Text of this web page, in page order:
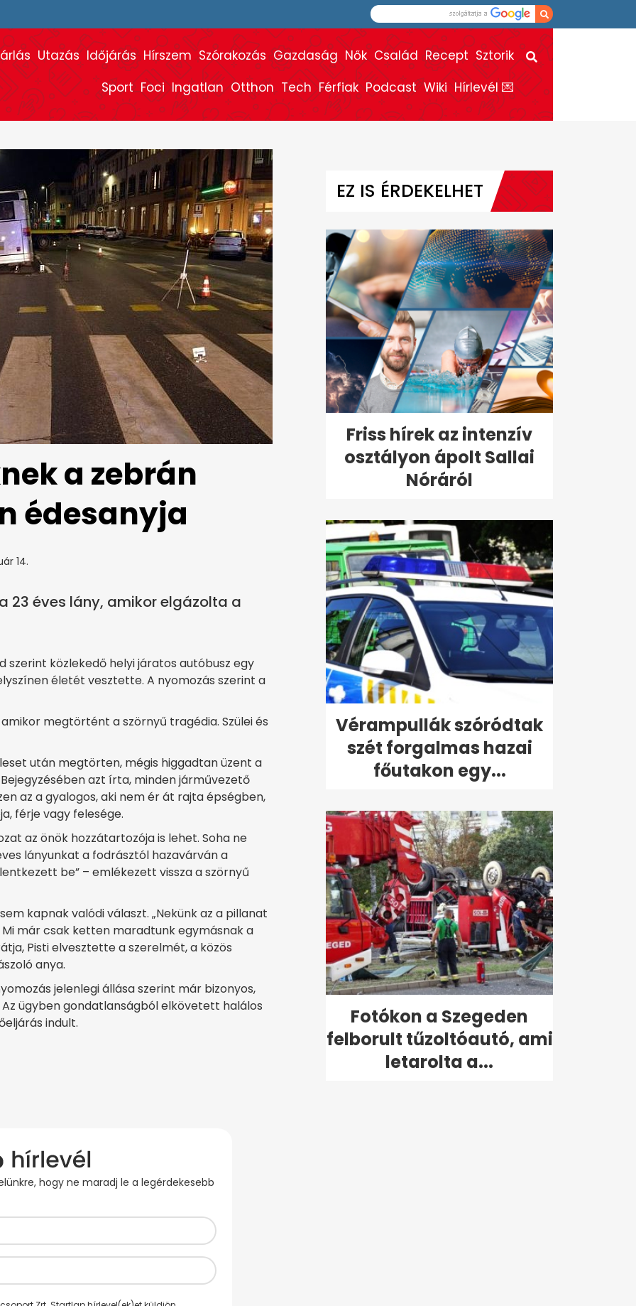
Utazás Időjárás Hírszem Szórakozás Gazdaság Nők Család Recept Sztorik
Sport Foci Ingatlan Otthon Tech Férfiak Podcast Wiki Hírlevél 💌
a zebrán
édesanyja
14.
23 éves lány, amikor elgázolta a
közlekedő helyi járatos autóbusz egy
életét vesztette. A nyomozás szerint a
megtörtént a szörnyű tragédia. Szülei és
után megtörten, mégis higgadtan üzent a
azt írta, minden járművezető
az a gyalogos, aki nem ér át rajta épségben,
férje vagy felesége.
az önök hozzátartozója is lehet. Soha ne
lányunkat a fodrásztól hazavárván a
be” – emlékezett vissza a szörnyű
kapnak valódi választ. „Nekünk az a pillanat
már csak ketten maradtunk egymásnak a
Pisti elvesztette a szerelmét, a közös
anya.
jelenlegi állása szerint már bizonyos,
ügyben gondatlanságból elkövetett halálos
indult.
hogy ne maradj le a legérdekesebb
EZ IS ÉRDEKELHET
Friss hírek az intenzív
osztályon ápolt Sallai
Nóráról
Vérampullák szóródtak
szét forgalmas hazai
főutakon egy...
Fotókon a Szegeden
felborult tűzoltóautó, ami
letarolta a...